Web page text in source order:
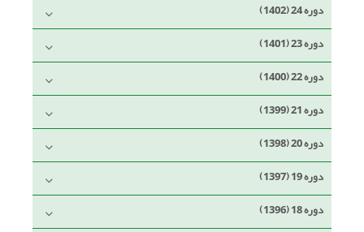
دوره 24 (1402)
دوره 23 (1401)
دوره 22 (1400)
دوره 21 (1399)
دوره 20 (1398)
دوره 19 (1397)
دوره 18 (1396)